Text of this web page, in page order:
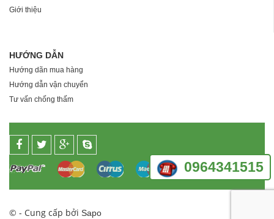
0964341515
Giới thiệu
HƯỚNG DẪN
Hướng dãn mua hàng
Hướng dẫn vận chuyển
Tư vấn chống thấm
© - Cung cấp bởi Sapo